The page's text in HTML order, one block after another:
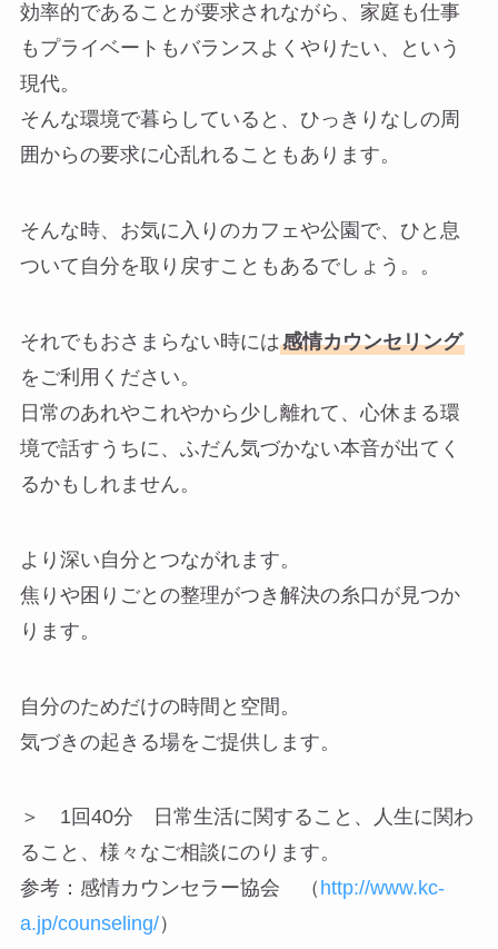
効率的であることが要求されながら、家庭も仕事
もプライベートもバランスよくやりたい、という
現代。
そんな環境で暮らしていると、ひっきりなしの周
囲からの要求に心乱れることもあります。
そんな時、お気に入りのカフェや公園で、ひと息
ついて自分を取り戻すこともあるでしょう。。
それでもおさまらない時には感情カウンセリング
をご利用ください。
日常のあれやこれやから少し離れて、心休まる環
境で話すうちに、ふだん気づかない本音が出てく
るかもしれません。
より深い自分とつながれます。
焦りや困りごとの整理がつき解決の糸口が見つか
ります。
自分のためだけの時間と空間。
気づきの起きる場をご提供します。
＞ 1回40分 日常生活に関すること、人生に関わ
ること、様々なご相談にのります。
参考：感情カウンセラー協会 （ http://www.kc-
a.jp/counseling/）